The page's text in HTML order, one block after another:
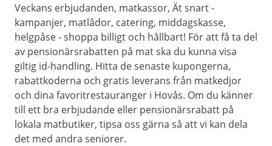
Veckans erbjudanden, matkassor, Ät snart -
kampanjer, matlådor, catering, middagskasse,
helgpåse - shoppa billigt och hållbart! För att få ta del
av pensionärsrabatten på mat ska du kunna visa
giltig id-handling. Hitta de senaste kupongerna,
rabattkoderna och gratis leverans från matkedjor
och dina favoritrestauranger i Hovås. Om du känner
till ett bra erbjudande eller pensionärsrabatt på
lokala matbutiker, tipsa oss gärna så att vi kan dela
det med andra seniorer.